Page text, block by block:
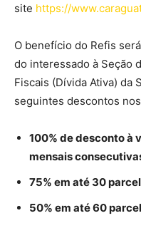
site https://
O benefício do Refis
do interessado à Seção
Fiscais (Dívida Ativa) da
seguintes descontos
100% de desconto à
mensais
75% em até 30
50% em até 60